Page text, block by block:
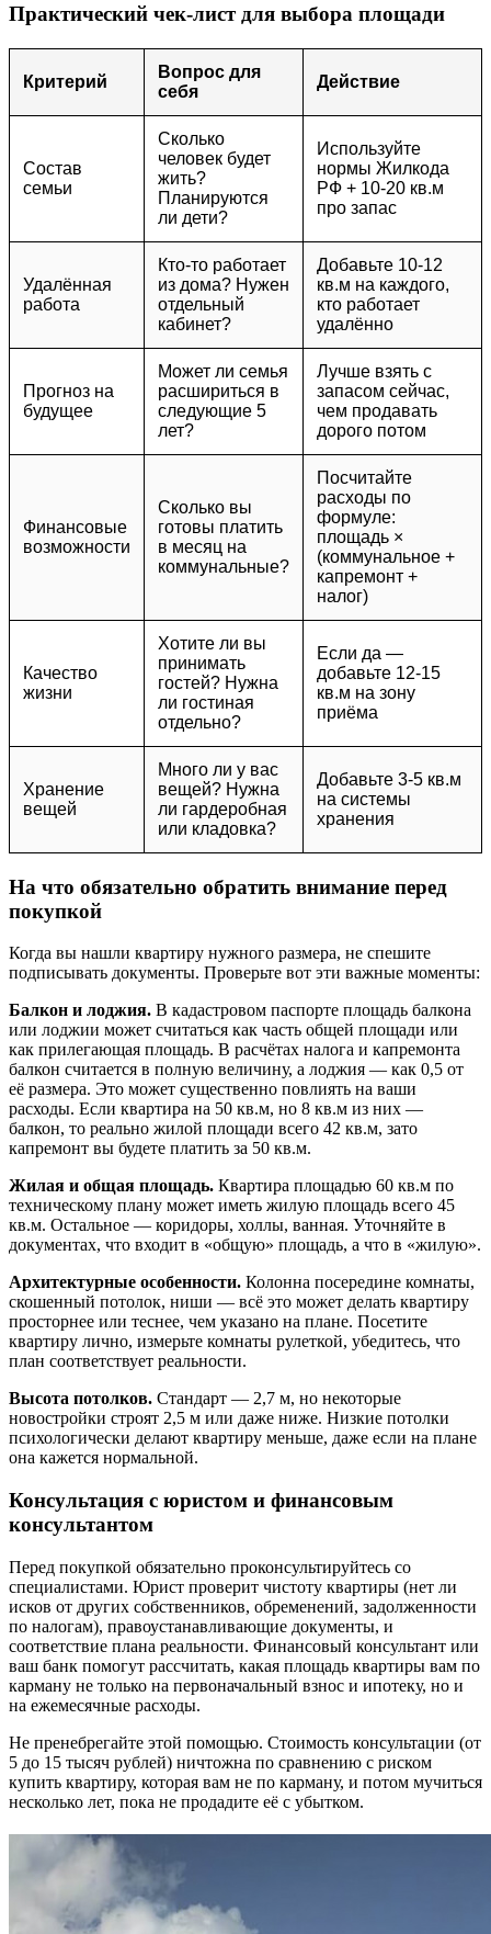
Практический чек-лист для выбора площади
Критерий
Вопрос для
себя
Действие
Состав
семьи
Сколько
человек будет
жить?
Планируются
ли дети?
Используйте
нормы Жилкода
РФ + 10-20 кв.м
про запас
Удалённая
работа
Кто-то работает
из дома? Нужен
отдельный
кабинет?
Добавьте 10-12
кв.м на каждого,
кто работает
удалённо
Прогноз на
будущее
Может ли семья
расшириться в
следующие 5
лет?
Лучше взять с
запасом сейчас,
чем продавать
дорого потом
Финансовые
возможности
Сколько вы
готовы платить
в месяц на
коммунальные?
Посчитайте
расходы по
формуле:
площадь ×
(коммунальное +
капремонт +
налог)
Качество
жизни
Хотите ли вы
принимать
гостей? Нужна
ли гостиная
отдельно?
Если да —
добавьте 12-15
кв.м на зону
приёма
Хранение
вещей
Много ли у вас
вещей? Нужна
ли гардеробная
или кладовка?
Добавьте 3-5 кв.м
на системы
хранения
На что обязательно обратить внимание перед
покупкой
Когда вы нашли квартиру нужного размера, не спешите
подписывать документы. Проверьте вот эти важные моменты:
Балкон и лоджия. В кадастровом паспорте площадь балкона
или лоджии может считаться как часть общей площади или
как прилегающая площадь. В расчётах налога и капремонта
балкон считается в полную величину, а лоджия — как 0,5 от
её размера. Это может существенно повлиять на ваши
расходы. Если квартира на 50 кв.м, но 8 кв.м из них —
балкон, то реально жилой площади всего 42 кв.м, зато
капремонт вы будете платить за 50 кв.м.
Жилая и общая площадь. Квартира площадью 60 кв.м по
техническому плану может иметь жилую площадь всего 45
кв.м. Остальное — коридоры, холлы, ванная. Уточняйте в
документах, что входит в «общую» площадь, а что в «жилую».
Архитектурные особенности. Колонна посередине комнаты,
скошенный потолок, ниши — всё это может делать квартиру
просторнее или теснее, чем указано на плане. Посетите
квартиру лично, измерьте комнаты рулеткой, убедитесь, что
план соответствует реальности.
Высота потолков. Стандарт — 2,7 м, но некоторые
новостройки строят 2,5 м или даже ниже. Низкие потолки
психологически делают квартиру меньше, даже если на плане
она кажется нормальной.
Консультация с юристом и финансовым
консультантом
Перед покупкой обязательно проконсультируйтесь со
специалистами. Юрист проверит чистоту квартиры (нет ли
исков от других собственников, обременений, задолженности
по налогам), правоустанавливающие документы, и
соответствие плана реальности. Финансовый консультант или
ваш банк помогут рассчитать, какая площадь квартиры вам по
карману не только на первоначальный взнос и ипотеку, но и
на ежемесячные расходы.
Не пренебрегайте этой помощью. Стоимость консультации (от
5 до 15 тысяч рублей) ничтожна по сравнению с риском
купить квартиру, которая вам не по карману, и потом мучиться
несколько лет, пока не продадите её с убытком.